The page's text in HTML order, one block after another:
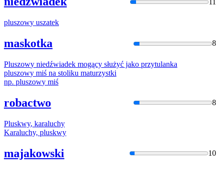
pluszowy uszatek
maskotka 8
Pluszowy niedźwiadek mogący służyć jako przytulanka
pluszowy miś na stoliku maturzystki
np. pluszowy miś
robactwo 8
Pluskwy, karaluchy
Karaluchy, pluskwy
majakowski 10